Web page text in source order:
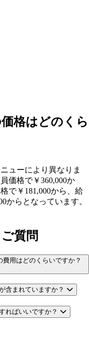
格はどのくら
ューにより異なりま
価格で￥360,000か
で￥181,000から、給
からとなっています。
質問
用はどのくらいですか？
含まれていますか？
ればいいですか？